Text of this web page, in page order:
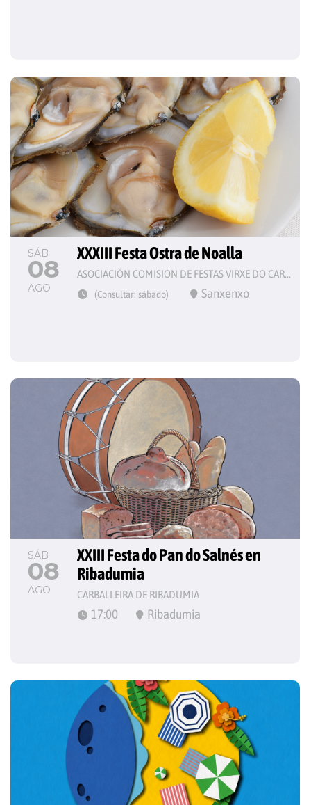
SÁB
08
AGO
XXXIII Festa Ostra de Noalla
ASOCIACIÓN COMISIÓN DE FESTAS VIRXE DO CARME
(Consultar: sábado) Sanxenxo
SÁB
08
AGO
XXIII Festa do Pan do Salnés en
Ribadumia
CARBALLEIRA DE RIBADUMIA
17:00 Ribadumia